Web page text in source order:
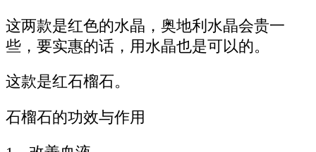
这两款是红色的水晶，奥地利水晶会贵一
些，要实惠的话，用水晶也是可以的。
这款是红石榴石。
石榴石的功效与作用